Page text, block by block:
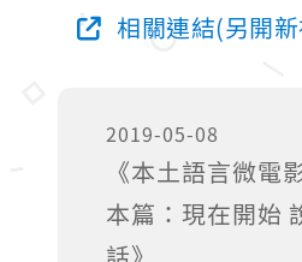
相關連結(另開
2019-05-08
《本土語言微電
本篇：現在開始